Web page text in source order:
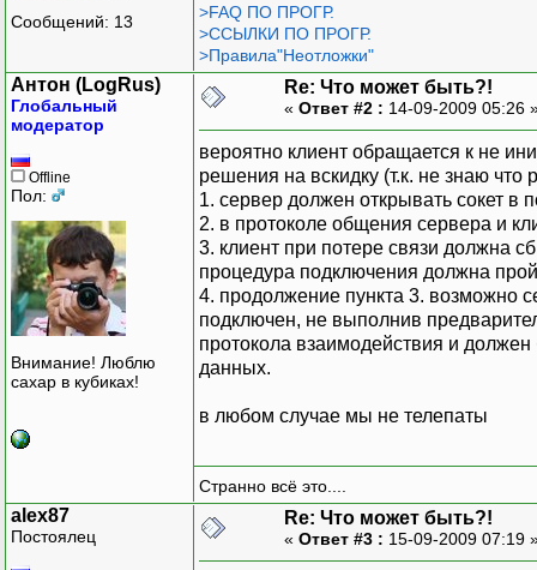
Сообщений: 13
>FAQ ПО ПРОГР.
>ССЫЛКИ ПО ПРОГР.
>Правила"Неотложки"
Антон (LogRus)
Глобальный
модератор
Offline
Пол:
Внимание! Люблю
сахар в кубиках!
Re: Что может быть?!
« Ответ #2 : 14-09-2009 05:26
вероятно клиент обращается к не
решения на вскидку (т.к. не знаю что
1. сервер должен открывать сокет в
2. в протоколе общения сервера и
3. клиент при потере связи должна
процедура подключения должна
4. продолжение пункта 3. возможно
подключен, не выполнив
протокола взаимодействия и
данных.
в любом случае мы не телепаты
Странно всё это....
alex87
Постоялец
Re: Что может быть?!
« Ответ #3 : 15-09-2009 07:19